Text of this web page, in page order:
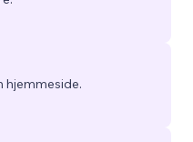
hjemmeside.